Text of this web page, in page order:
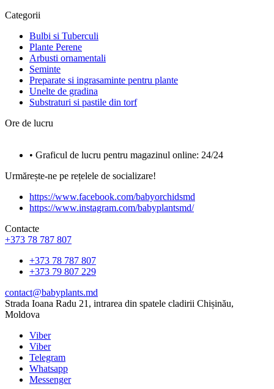
Categorii
Bulbi si Tuberculi
Plante Perene
Arbusti ornamentali
Seminte
Preparate si ingrasaminte pentru plante
Unelte de gradina
Substraturi si pastile din torf
Ore de lucru
• Graficul de lucru pentru magazinul online: 24/24
Urmărește-ne pe rețelele de socializare!
https://www.facebook.com/babyorchidsmd
https://www.instagram.com/babyplantsmd/
Contacte
+373 78 787 807
+373 78 787 807
+373 79 807 229
contact@babyplants.md
Strada Ioana Radu 21, intrarea din spatele cladirii Chișinău,
Moldova
Viber
Viber
Telegram
Whatsapp
Messenger